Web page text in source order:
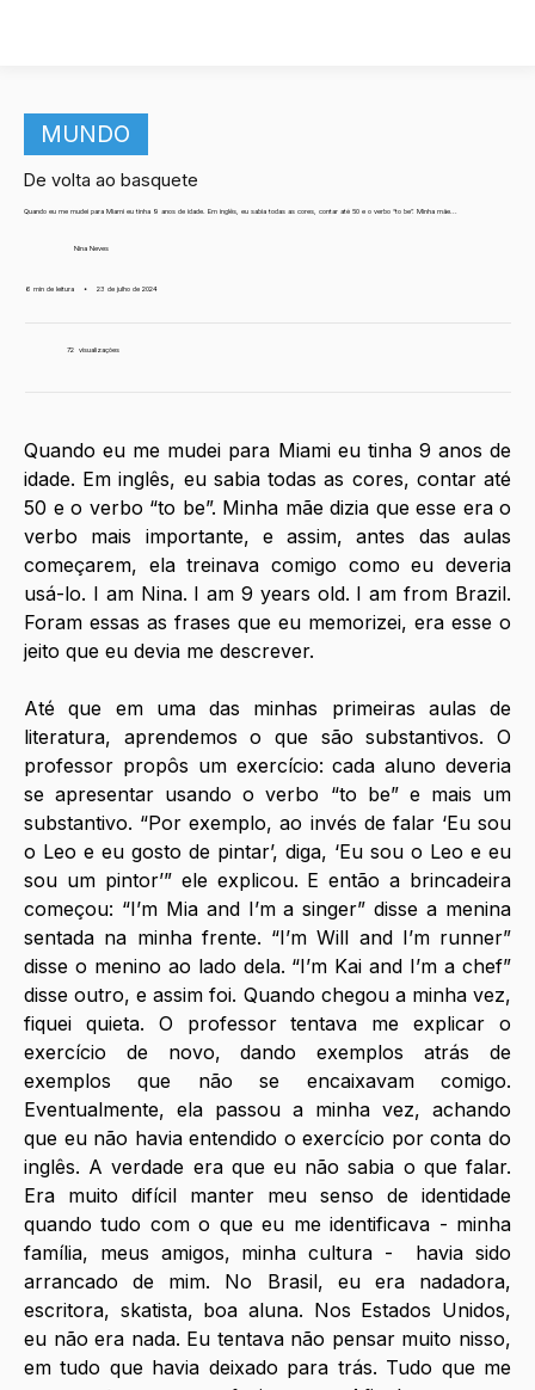
MUNDO
De volta ao basquete
Quando eu me mudei para Miami eu tinha 9 anos de idade. Em inglês, eu sabia todas as cores, contar até 50 e o verbo “to be”. Minha mãe...
Nina Neves
6 min de leitura • 23 de julho de 2024
72 visualizações
Quando eu me mudei para Miami eu tinha 9 anos de
idade. Em inglês, eu sabia todas as cores, contar até
50 e o verbo “to be”. Minha mãe dizia que esse era o
verbo mais importante, e assim, antes das aulas
começarem, ela treinava comigo como eu deveria
usá-lo. I am Nina. I am 9 years old. I am from Brazil.
Foram essas as frases que eu memorizei, era esse o
jeito que eu devia me descrever.
Até que em uma das minhas primeiras aulas de
literatura, aprendemos o que são substantivos. O
professor propôs um exercício: cada aluno deveria
se apresentar usando o verbo “to be” e mais um
substantivo. “Por exemplo, ao invés de falar ‘Eu sou
o Leo e eu gosto de pintar’, diga, ‘Eu sou o Leo e eu
sou um pintor’” ele explicou. E então a brincadeira
começou: “I’m Mia and I’m a singer” disse a menina
sentada na minha frente. “I’m Will and I’m runner”
disse o menino ao lado dela. “I’m Kai and I’m a chef”
disse outro, e assim foi. Quando chegou a minha vez,
fiquei quieta. O professor tentava me explicar o
exercício de novo, dando exemplos atrás de
exemplos que não se encaixavam comigo.
Eventualmente, ela passou a minha vez, achando
que eu não havia entendido o exercício por conta do
inglês. A verdade era que eu não sabia o que falar.
Era muito difícil manter meu senso de identidade
quando tudo com o que eu me identificava - minha
família, meus amigos, minha cultura -  havia sido
arrancado de mim. No Brasil, eu era nadadora,
escritora, skatista, boa aluna. Nos Estados Unidos,
eu não era nada. Eu tentava não pensar muito nisso,
em tudo que havia deixado para trás. Tudo que me